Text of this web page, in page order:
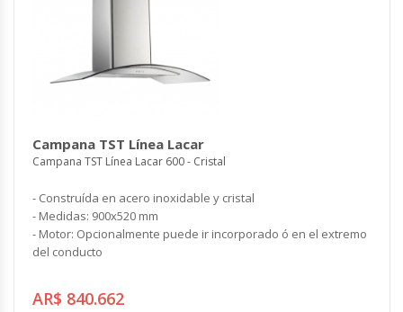
Campana TST Línea Lacar
Campana TST Línea Lacar 600 - Cristal
- Construída en acero inoxidable y cristal
- Medidas: 900x520 mm
- Motor: Opcionalmente puede ir incorporado ó en el extremo
del conducto
AR$ 840.662